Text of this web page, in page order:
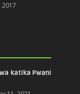
2017
katika Pwani